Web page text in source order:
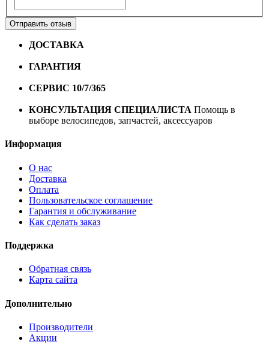
Отправить отзыв
ДОСТАВКА
ГАРАНТИЯ
СЕРВИС 10/7/365
КОНСУЛЬТАЦИЯ СПЕЦИАЛИСТА Помощь в
выборе велосипедов, запчастей, аксессуаров
Информация
О нас
Доставка
Оплата
Пользовательское соглашение
Гарантия и обслуживание
Как сделать заказ
Поддержка
Обратная связь
Карта сайта
Дополнительно
Производители
Акции